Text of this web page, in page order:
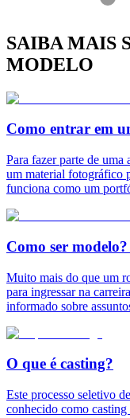
SAIBA MAIS
MODELO
Como entrar em
Para fazer parte de uma
um material fotográfico
funciona como um
Como ser
Muito mais do que um
para ingressar na
informado sobre
O que é casting?
Este processo seletivo
conhecido como